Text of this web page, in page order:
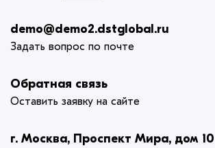
demo@demo2.dstglobal.ru
Задать вопрос по почте
Обратная связь
Оставить заявку на сайте
г. Москва, Проспект Мира, дом 10